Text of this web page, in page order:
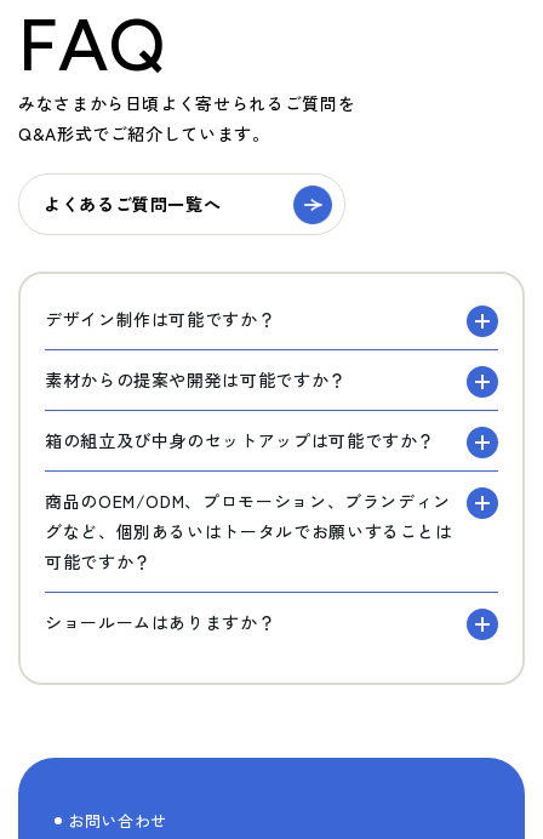
FAQ
みなさまから日頃よく寄せられるご質問を
Q&A形式でご紹介しています。
よくあるご質問一覧へ
デザイン制作は可能ですか？
素材からの提案や開発は可能ですか？
箱の組立及び中身のセットアップは可能ですか？
商品のOEM/ODM、プロモーション、ブランディン
グなど、個別あるいはトータルでお願いすることは
可能ですか？
ショールームはありますか？
お問い合わせ